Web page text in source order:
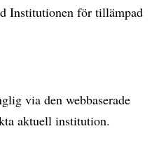
Institutionen för tillämpad
via den webbaserade
aktuell institution.